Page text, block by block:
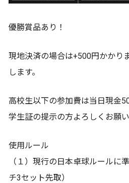
優勝賞品あり！
現地決済の場合は+500円かかり
します。
高校生以下の参加費は当日現金
学生証の提示の方よろしくお願
使用ルール
（１）現行の日本卓球ルールに
チ3セット先取）